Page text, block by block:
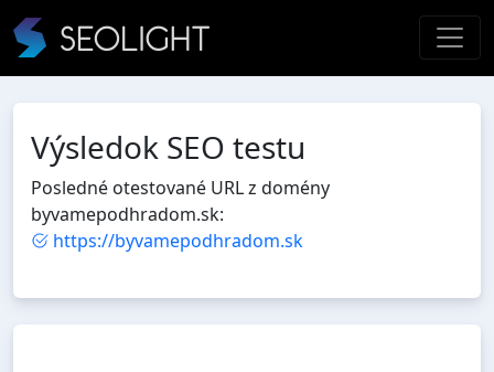
Výsledok SEO testu
Posledné otestované URL z domény
byvamepodhradom.sk:
https://byvamepodhradom.sk